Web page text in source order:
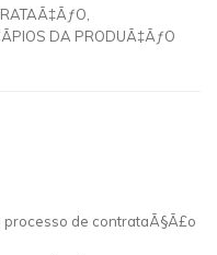
DA PRODUÃ‡ÃƒO
processo de contrataÃ§Ã£o